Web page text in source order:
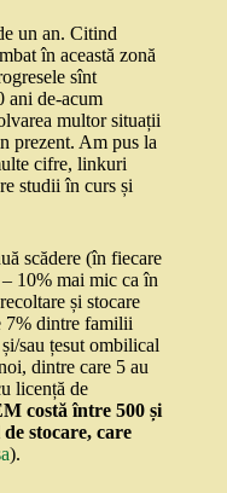
un an. Citind
în această zonă
sînt
ani de-acum
multor situații
prezent. Am pus la
cifre, linkuri
studii în curs și
scădere (în fiecare
10% mai mic ca în
și stocare
7% dintre familii
sau țesut ombilical
dintre care 5 au
licență de
costă între 500 și
stocare, care
).